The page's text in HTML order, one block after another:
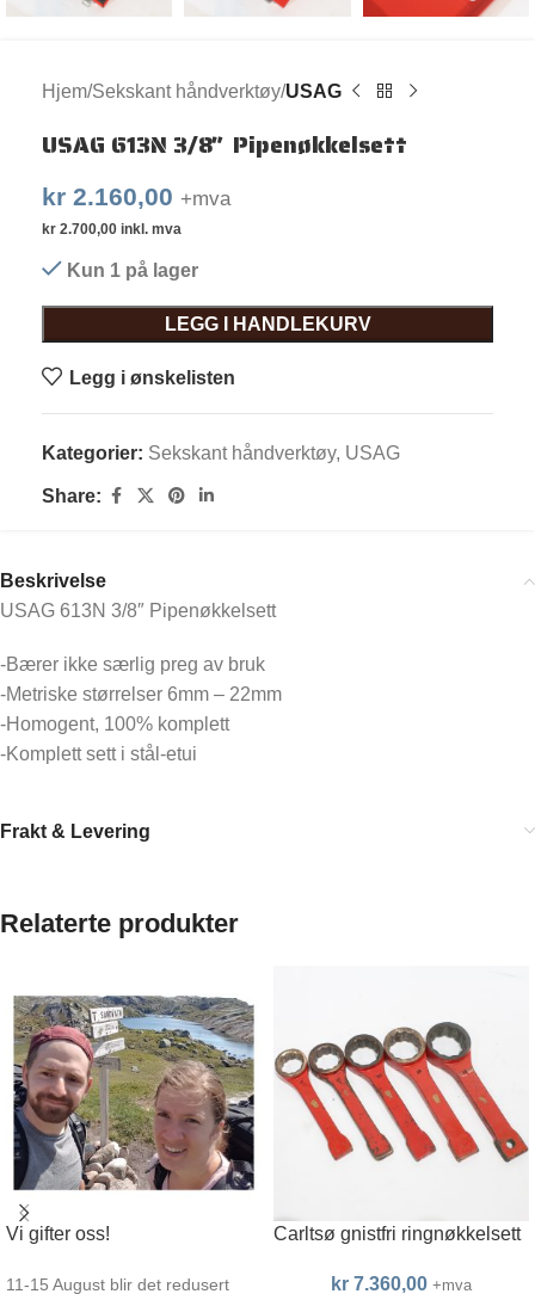
Hjem Sekskant håndverktøy USAG
USAG 613N 3/8″ Pipenøkkelsett
kr 2.160,00 +mva
kr 2.700,00 inkl. mva
Kun 1 på lager
LEGG I HANDLEKURV
Legg i ønskelisten
Kategorier: Sekskant håndverktøy, USAG
Share:
Beskrivelse
USAG 613N 3/8″ Pipenøkkelsett
-Bærer ikke særlig preg av bruk
-Metriske størrelser 6mm – 22mm
-Homogent, 100% komplett
-Komplett sett i stål-etui
Frakt & Levering
Relaterte produkter
Vi gifter oss!
11-15 August blir det redusert
Carltsø gnistfri ringnøkkelsett
kr 7.360,00 +mva